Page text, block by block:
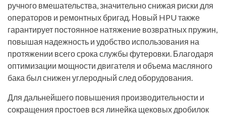
ручного вмешательства, значительно снижая риски для
операторов и ремонтных бригад. Новый HPU также
гарантирует постоянное натяжение возвратных пружин,
повышая надежность и удобство использования на
протяжении всего срока службы футеровки. Благодаря
оптимизации мощности двигателя и объема масляного
бака был снижен углеродный след оборудования.
Для дальнейшего повышения производительности и
сокращения простоев вся линейка щековых дробилок